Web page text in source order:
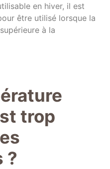
en hiver, il est
être utilisé lorsque la
à la
trop
?